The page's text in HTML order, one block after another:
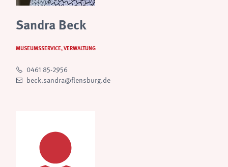
Sandra Beck
MUSEUMSSERVICE, VERWALTUNG
0461 85-2956
beck.sandra@flensburg.de